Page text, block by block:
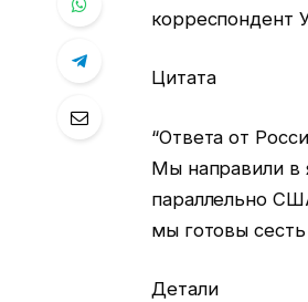
корреспондент
Цитата
“Ответа от
Мы направили в
параллельно
мы готовы сесть
Детали